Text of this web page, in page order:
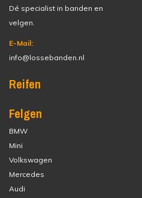
Dé specialist in banden en
velgen.
E-Mail:
info@lossebanden.nl
Reifen
Felgen
BMW
Mini
Volkswagen
Mercedes
Audi